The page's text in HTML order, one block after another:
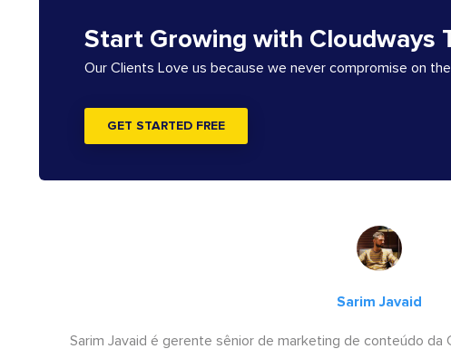
Start Growing with Cloudways
Our Clients Love us because we never compromise on
GET STARTED FREE
Sarim Javaid
Sarim Javaid é gerente sênior de marketing de conteúdo da